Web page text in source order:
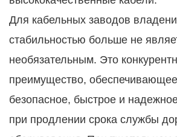
Для кабельных заводов
стабильностью больше не
необязательным. Это
преимущество,
безопасное, быстрое и
при продлении срока службы